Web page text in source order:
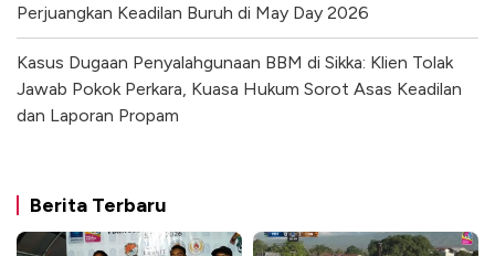
Perjuangkan Keadilan Buruh di May Day 2026
Kasus Dugaan Penyalahgunaan BBM di Sikka: Klien Tolak
Jawab Pokok Perkara, Kuasa Hukum Sorot Asas Keadilan
dan Laporan Propam
Berita Terbaru